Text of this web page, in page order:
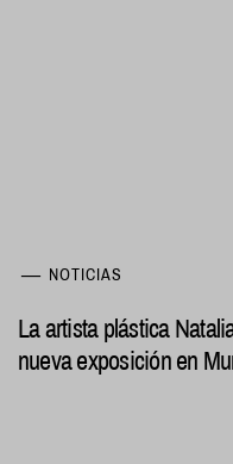
NOTICIAS
La artista plástica
nueva exposición en